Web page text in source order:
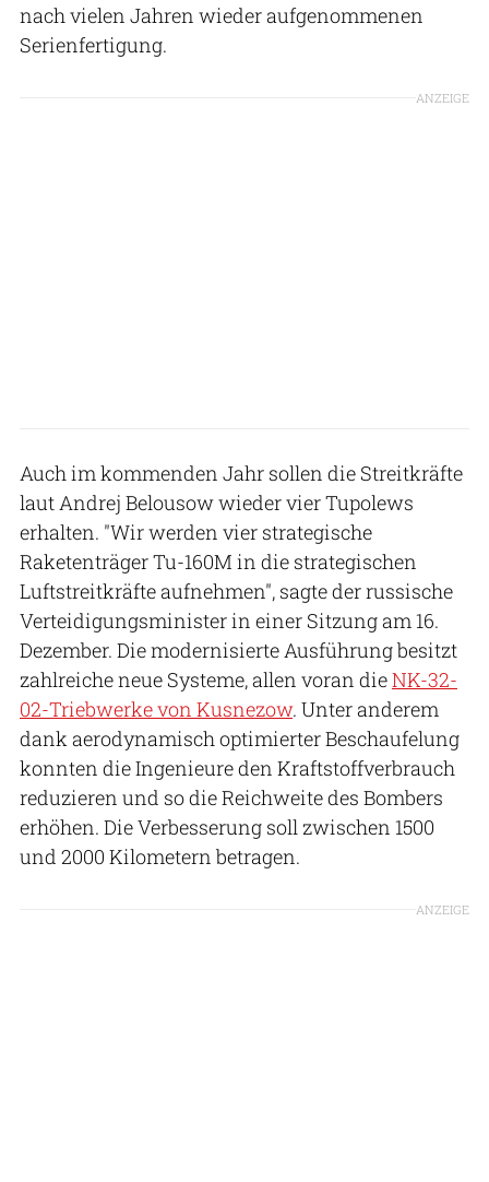
nach vielen Jahren wieder aufgenommenen
Serienfertigung.
ANZEIGE
Auch im kommenden Jahr sollen die Streitkräfte
laut Andrej Belousow wieder vier Tupolews
erhalten. "Wir werden vier strategische
Raketenträger Tu-160M in die strategischen
Luftstreitkräfte aufnehmen", sagte der russische
Verteidigungsminister in einer Sitzung am 16.
Dezember. Die modernisierte Ausführung besitzt
zahlreiche neue Systeme, allen voran dieNK-32-
02-Triebwerke von Kusnezow. Unter anderem
dank aerodynamisch optimierter Beschaufelung
konnten die Ingenieure den Kraftstoffverbrauch
reduzieren und so die Reichweite des Bombers
erhöhen. Die Verbesserung soll zwischen 1500
und 2000 Kilometern betragen.
ANZEIGE